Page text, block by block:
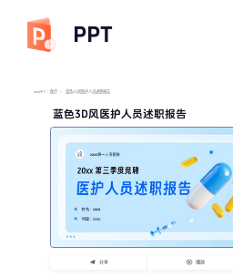
PPT
imyPPT / 医疗 / 蓝色3D风医护人员述职报告
蓝色3D风医护人员述职报告
分享 播放